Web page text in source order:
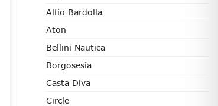
Alfio Bardolla
Aton
Bellini Nautica
Borgosesia
Casta Diva
Circle